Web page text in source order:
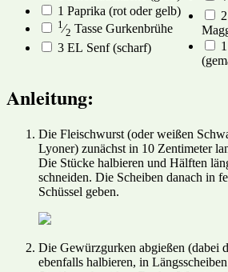
1 Paprika (rot oder gelb)
1 ⁄2 Tasse Gurkenbrühe
3 EL Senf(scharf)
2
1
Anleitung:
Die Fleischwurst (oder weißen
Lyoner) zunächst in 10 Zentimeter
Die Stücke halbieren und Hälften
schneiden. Die Scheiben danach in
Schüssel geben.
Die Gewürzgurken abgießen (dabei
ebenfalls halbieren, in